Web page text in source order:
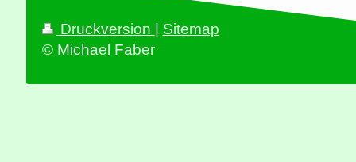
Druckversion | Sitemap
© Michael Faber